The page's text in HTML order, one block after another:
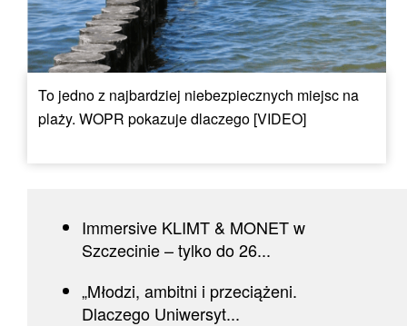
To jedno z najbardziej niebezpiecznych miejsc na
plaży. WOPR pokazuje dlaczego [VIDEO]
Immersive KLIMT & MONET w
Szczecinie – tylko do 26...
„Młodzi, ambitni i przeciążeni.
Dlaczego Uniwersyt...